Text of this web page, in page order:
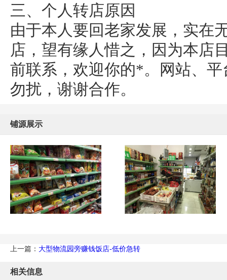
三、个人转店原因
由于本人要回老家发展，实在
店，望有缘人惜之，因为本店
前联系，欢迎你的*。网站、
勿扰，谢谢合作。
铺源展示
上一篇： 大型物流园旁赚钱饭店-低价急转
相关信息